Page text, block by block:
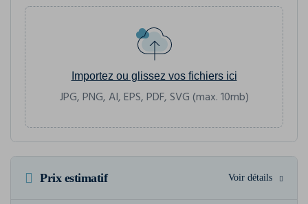
Importez ou glissez vos fichiers ici
JPG, PNG, AI, EPS, PDF, SVG (max. 10mb)
Prix estimatif Voir détails